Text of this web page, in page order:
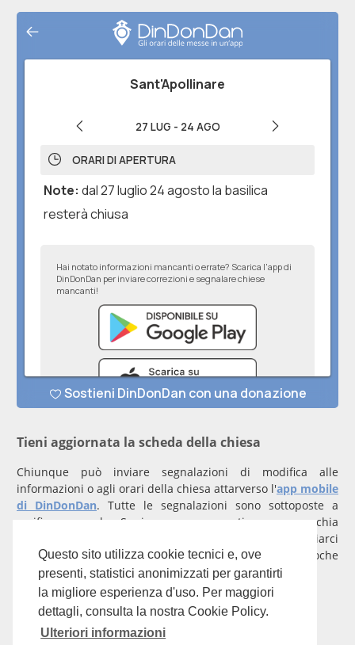
Questo sito utilizza cookie tecnici e, ove
presenti, statistici anonimizzati per garantirti
la migliore esperienza d'uso. Per maggiori
dettagli, consulta la nostra Cookie Policy.
Ulteriori informazioni
Tieni aggiornata la scheda della chiesa
Chiunque può inviare segnalazioni di modifica alle
informazioni o agli orari della chiesa attarverso l'app mobile
di DinDonDan. Tutte le segnalazioni sono sottoposte a
verifica manuale. Se invece rappresenti una parrocchia
con un account verificato per inviarci
comunicazioni prioritarie che saranno gestite entro poche
Per qualunque domanda scrivi ainfo@dindondan.app